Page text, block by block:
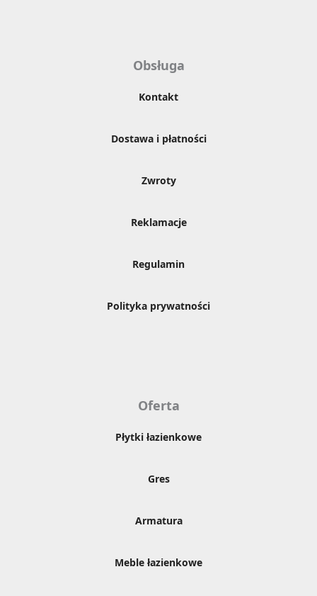
Obsługa
Kontakt
Dostawa i płatności
Zwroty
Reklamacje
Regulamin
Polityka prywatności
Oferta
Płytki łazienkowe
Gres
Armatura
Meble łazienkowe